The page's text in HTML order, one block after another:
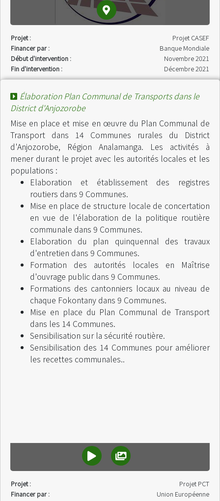
Projet :
Projet CASEF
Financer par :
Banque Mondiale
Début d'intervention :
Novembre 2021
Fin d'intervention :
Décembre 2021
Élaboration Plan Communal de Transports dans le
District d'Anjozorobe
Mise en place et mise en œuvre du Plan Communal de
Transport dans 14 Communes rurales du District
d'Anjozorobe, Région Analamanga. Les activités à
mener durant le projet avec les autorités locales et les
populations :
Elaboration et établissement des registres
routiers dans 9 Communes.
Mise en place de structure locale de concertation
en vue de l'élaboration de la politique routière
communale dans 9 Communes.
Elaboration du plan quinquennal des travaux
d'entretien dans 9 Communes.
Formation des autorités locales en Maîtrise
d'ouvrage public dans 9 Communes.
Formations des cantonniers locaux au niveau de
chaque Fokontany dans 9 Communes.
Mise en place du Plan Communal de Transport
dans les 14 Communes.
Sensibilisation sur la sécurité routière.
Sensibilisation des 14 Communes pour améliorer
les recettes communales..
Projet :
Projet PCT
Financer par :
Union Européenne